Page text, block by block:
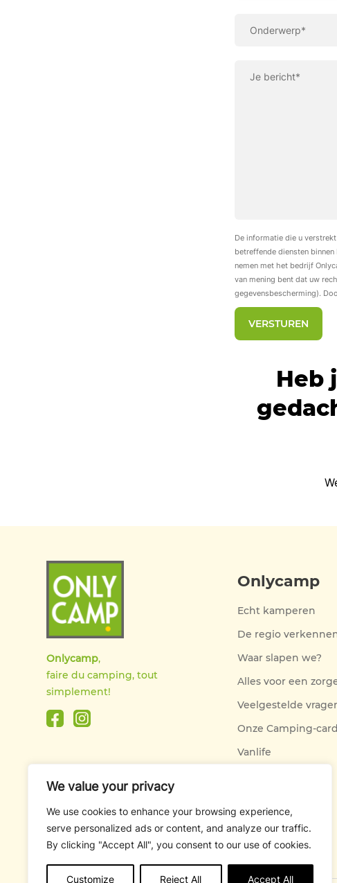
We value your privacy
We use cookies to enhance your browsing experience,
serve personalized ads or content, and analyze our traffic.
By clicking "Accept All", you consent to our use of cookies.
Customize Reject All Accept All
Onderwerp*
Je bericht*
De informatie die u
betreffende diensten
nemen met het bedrijf
van mening bent dat uw
gegevensbescherming).
VERSTUREN
Heb
Onlycamp,
faire du camping, tout
simplement!
Onlycamp
Echt kamperen
De regio
Waar slapen we?
Alles voor een
Veelgestelde
Onze Camping-card
Vanlife